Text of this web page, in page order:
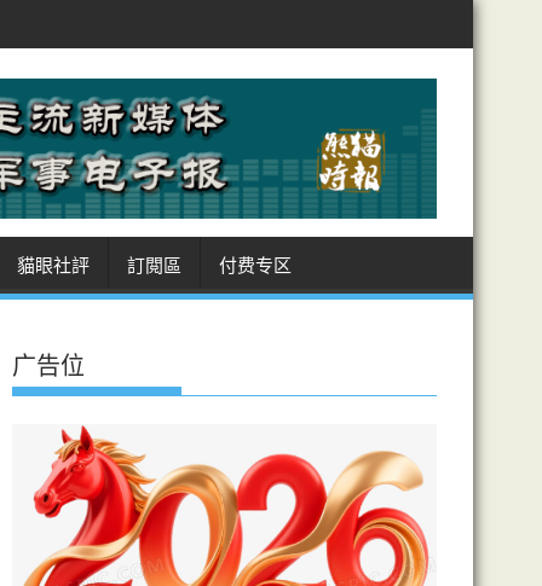
貓眼社評 訂閲區 付费专区
广告位